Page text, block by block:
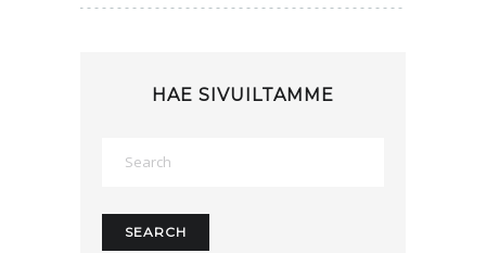
HAE SIVUILTAMME